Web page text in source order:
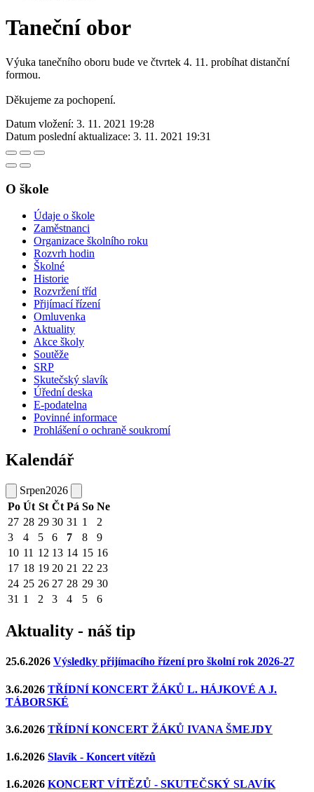
Taneční obor
Výuka tanečního oboru bude ve čtvrtek 4. 11. probíhat distanční
formou.
Děkujeme za pochopení.
Datum vložení: 3. 11. 2021 19:28
Datum poslední aktualizace: 3. 11. 2021 19:31
O škole
Údaje o škole
Zaměstnanci
Organizace školního roku
Rozvrh hodin
Školné
Historie
Rozvržení tříd
Přijímací řízení
Omluvenka
Aktuality
Akce školy
Soutěže
SRP
Skutečský slavík
Úřední deska
E-podatelna
Povinné informace
Prohlášení o ochraně soukromí
Kalendář
Srpen2026
Po Út St Čt Pá So Ne
27 28 29 30 31 1
2
3
4 5 6 7 8
9
10 11 12 13 14 15 16
17 18 19 20 21 22 23
24 25 26 27 28 29 30
31 1 2 3 4 5 6
Aktuality - náš tip
25.6.2026 Výsledky přijímacího řízení pro školní rok 2026-27
3.6.2026 TŘÍDNÍ KONCERT ŽÁKŮ L. HÁJKOVÉ A J.
TÁBORSKÉ
3.6.2026 TŘÍDNÍ KONCERT ŽÁKŮ IVANA ŠMEJDY
1.6.2026 Slavík - Koncert vítězů
1.6.2026 KONCERT VÍTĚZŮ - SKUTEČSKÝ SLAVÍK